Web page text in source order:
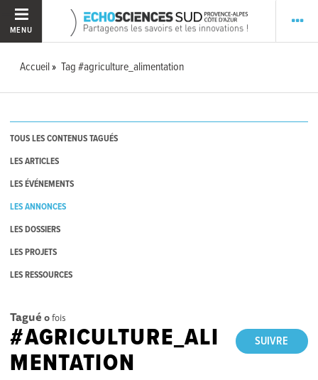
MENU
Accueil Tag #agriculture_alimentation
TOUS LES CONTENUS TAGUÉS
LES ARTICLES
LES ÉVÉNEMENTS
LES ANNONCES
LES DOSSIERS
LES PROJETS
LES RESSOURCES
Tagué 0fois
SUIVRE
#AGRICULTURE_ALI
MENTATION